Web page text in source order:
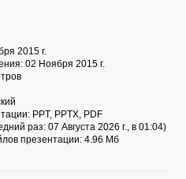
2015 г.
02 Ноября 2015 г.
PPT, PPTX, PDF
раз: 07 Августа 2026 г., в 01:04)
презентации: 4.96 Мб